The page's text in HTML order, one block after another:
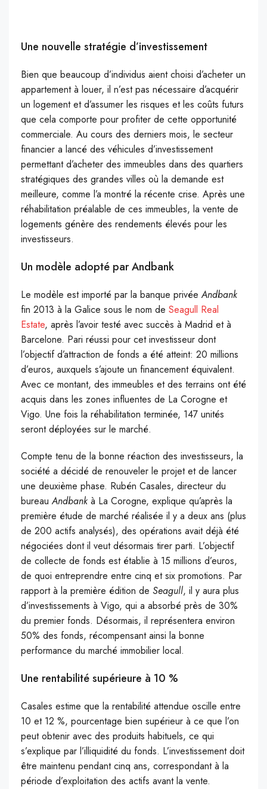
Une nouvelle stratégie d’investissement
Bien que beaucoup d’individus aient choisi d’acheter un
appartement à louer, il n’est pas nécessaire d’acquérir
un logement et d’assumer les risques et les coûts futurs
que cela comporte pour profiter de cette opportunité
commerciale. Au cours des derniers mois, le secteur
financier a lancé des véhicules d’investissement
permettant d’acheter des immeubles dans des quartiers
stratégiques des grandes villes où la demande est
meilleure, comme l’a montré la récente crise. Après une
réhabilitation préalable de ces immeubles, la vente de
logements génère des rendements élevés pour les
investisseurs.
Un modèle adopté par Andbank
Le modèle est importé par la banque privéeAndbank
fin 2013 à la Galice sous le nom de Seagull Real
Estate, après l’avoir testé avec succès à Madrid et à
Barcelone. Pari réussi pour cet investisseur dont
l’objectif d’attraction de fonds a été atteint: 20 millions
d’euros, auxquels s’ajoute un financement équivalent.
Avec ce montant, des immeubles et des terrains ont été
acquis dans les zones influentes de La Corogne et
Vigo. Une fois la réhabilitation terminée, 147 unités
seront déployées sur le marché.
Compte tenu de la bonne réaction des investisseurs, la
société a décidé de renouveler le projet et de lancer
une deuxième phase. Rubén Casales, directeur du
bureauAndbank à La Corogne, explique qu’après la
première étude de marché réalisée il y a deux ans (plus
de 200 actifs analysés), des opérations avait déjà été
négociées dont il veut désormais tirer parti. L’objectif
de collecte de fonds est établie à 15 millions d’euros,
de quoi entreprendre entre cinq et six promotions. Par
rapport à la première édition de Seagull, il y aura plus
d’investissements à Vigo, qui a absorbé près de 30%
du premier fonds. Désormais, il représentera environ
50% des fonds, récompensant ainsi la bonne
performance du marché immobilier local.
Une rentabilité supérieure à 10 %
Casales estime que la rentabilité attendue oscille entre
10 et 12 %, pourcentage bien supérieur à ce que l’on
peut obtenir avec des produits habituels, ce qui
s’explique par l’illiquidité du fonds. L’investissement doit
être maintenu pendant cinq ans, correspondant à la
période d’exploitation des actifs avant la vente.